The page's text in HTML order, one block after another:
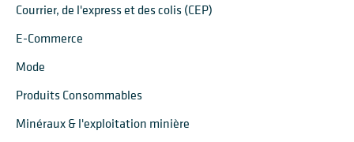
Courrier, de l'express et des colis (CEP)
E-Commerce
Mode
Produits Consommables
Minéraux & l'exploitation minière